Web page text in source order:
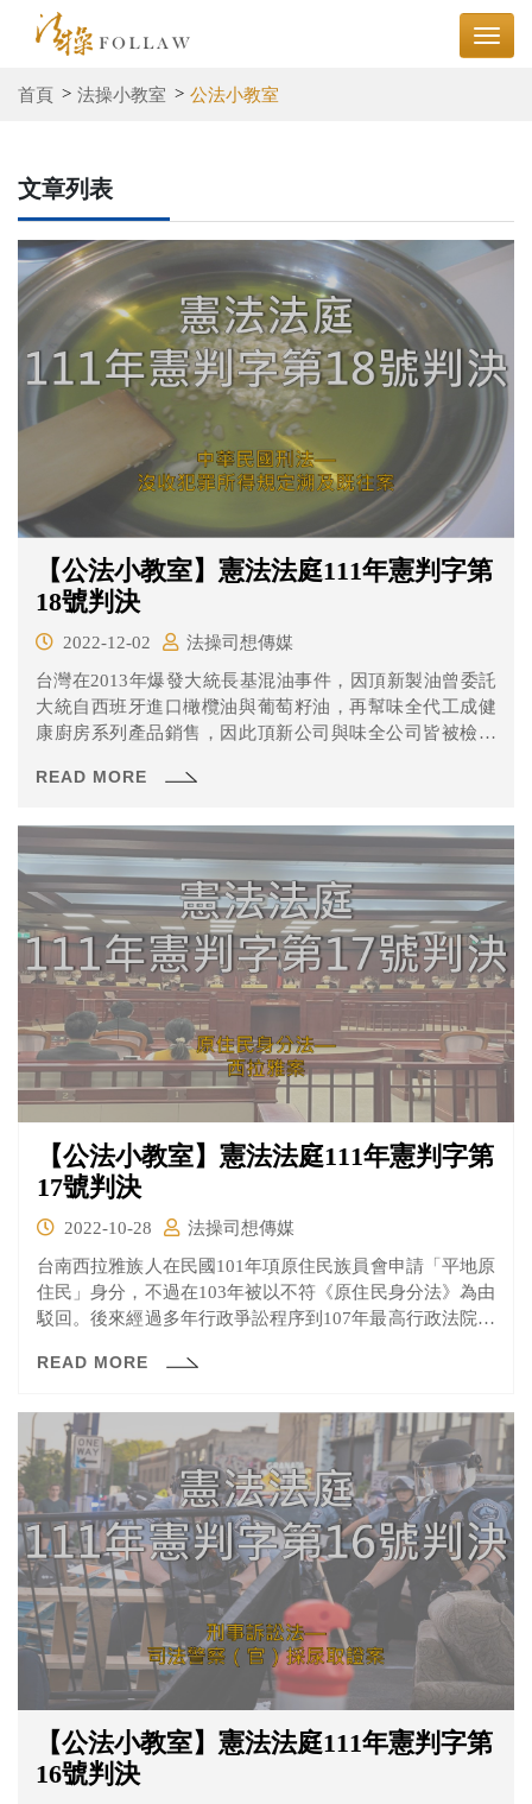
首頁 法操小教室 公法小教室
文章列表
【公法小教室】憲法法庭111年憲判字第
18號判決
2022-12-02
法操司想傳媒
台灣在2013年爆發大統長基混油事件，因頂新製油曾委託
大統自西班牙進口橄欖油與葡萄籽油，再幫味全代工成健
康廚房系列產品銷售，因此頂新公司與味全公司皆被檢方
第一審時沒收新制還沒施行亦未宣告沒收，沒想到第二審
READ MORE
【公法小教室】憲法法庭111年憲判字第
17號判決
2022-10-28
法操司想傳媒
台南西拉雅族人在民國101年項原住民族員會申請「平地原
住民」身分，不過在103年被以不符《原住民身分法》為由
駁回。後來經過多年行政爭訟程序到107年最高行政法院發
身分法》有違憲疑義，於109年聲請大法官解釋。
READ MORE
【公法小教室】憲法法庭111年憲判字第
16號判決